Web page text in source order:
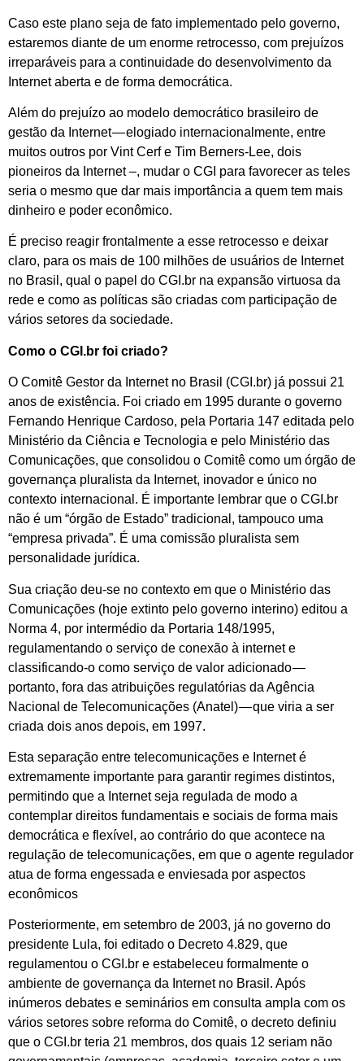
Caso este plano seja de fato implementado pelo governo,
estaremos diante de um enorme retrocesso, com prejuízos
irreparáveis para a continuidade do desenvolvimento da
Internet aberta e de forma democrática.
Além do prejuízo ao modelo democrático brasileiro de
gestão da Internet — elogiado internacionalmente, entre
muitos outros por Vint Cerf e Tim Berners-Lee, dois
pioneiros da Internet –, mudar o CGI para favorecer as teles
seria o mesmo que dar mais importância a quem tem mais
dinheiro e poder econômico.
É preciso reagir frontalmente a esse retrocesso e deixar
claro, para os mais de 100 milhões de usuários de Internet
no Brasil, qual o papel do CGI.br na expansão virtuosa da
rede e como as políticas são criadas com participação de
vários setores da sociedade.
Como o CGI.br foi criado?
O Comitê Gestor da Internet no Brasil (CGI.br) já possui 21
anos de existência. Foi criado em 1995 durante o governo
Fernando Henrique Cardoso, pela Portaria 147 editada pelo
Ministério da Ciência e Tecnologia e pelo Ministério das
Comunicações, que consolidou o Comitê como um órgão de
governança pluralista da Internet, inovador e único no
contexto internacional. É importante lembrar que o CGI.br
não é um “órgão de Estado” tradicional, tampouco uma
“empresa privada”. É uma comissão pluralista sem
personalidade jurídica.
Sua criação deu-se no contexto em que o Ministério das
Comunicações (hoje extinto pelo governo interino) editou a
Norma 4, por intermédio da Portaria 148/1995,
regulamentando o serviço de conexão à internet e
classificando-o como serviço de valor adicionado —
portanto, fora das atribuições regulatórias da Agência
Nacional de Telecomunicações (Anatel) — que viria a ser
criada dois anos depois, em 1997.
Esta separação entre telecomunicações e Internet é
extremamente importante para garantir regimes distintos,
permitindo que a Internet seja regulada de modo a
contemplar direitos fundamentais e sociais de forma mais
democrática e flexível, ao contrário do que acontece na
regulação de telecomunicações, em que o agente regulador
atua de forma engessada e enviesada por aspectos
econômicos
Posteriormente, em setembro de 2003, já no governo do
presidente Lula, foi editado o Decreto 4.829, que
regulamentou o CGI.br e estabeleceu formalmente o
ambiente de governança da Internet no Brasil. Após
inúmeros debates e seminários em consulta ampla com os
vários setores sobre reforma do Comitê, o decreto definiu
que o CGI.br teria 21 membros, dos quais 12 seriam não